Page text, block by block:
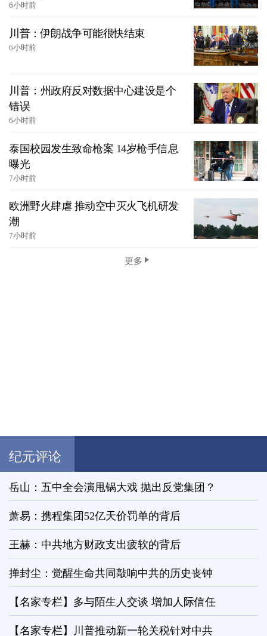
6小时前
川普：伊朗战争可能很快结束
6小时前
川普：州政府反对数据中心建设是个
错误
6小时前
泰国校园发生致命枪案 14岁枪手信息
曝光
7小时前
欧洲野火肆虐 推动空中灭火飞机研发
潮
7小时前
更多
纪元评论
岳山：五中全会演甩锅大戏 抛出反党集团？
萧易：携程集团52亿天价罚单的背后
王赫：中共地方财政支出疲软的背后
掸封尘：觉醒生命共同敲响中共的历史丧钟
【名家专栏】多与陌生人交谈 增加人际信任
【名家专栏】川普推动新一轮关税针对中共